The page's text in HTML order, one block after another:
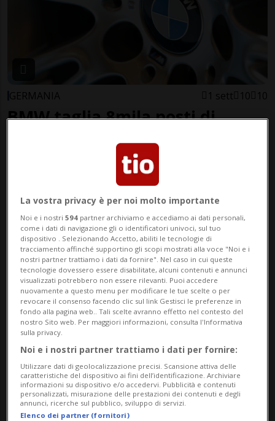
GERMANIA 1 sett 10 10
BMW taglia 8mila posti di
GERMANIA
«L'attentatore di Berlino ha 21
anni, era appena uscito dal
riformatorio»
La vostra privacy è per noi molto importante
Noi e i nostri594 partner archiviamo e accediamo ai dati personali,
come i dati di navigazione gli o identificatori univoci, sul tuo
dispositivo . Selezionando Accetto, abiliti le tecnologie di
tracciamento affinché supportino gli scopi mostrati alla voce "Noi e i
nostri partner trattiamo i dati da fornire". Nel caso in cui queste
tecnologie dovessero essere disabilitate, alcuni contenuti e annunci
visualizzati potrebbero non essere rilevanti. Puoi accedere
nuovamente a questo menu per modificare le tue scelte o per
revocare il consenso facendo clic sul link Gestisci le preferenze in
fondo alla pagina web.. Tali scelte avranno effetto nel contesto del
nostro Sito web. Per maggiori informazioni, consulta l'Informativa
sulla privacy.
Noi e i nostri partner trattiamo i dati per fornire:
Utilizzare dati di geolocalizzazione precisi. Scansione attiva delle
caratteristiche del dispositivo ai fini dell’identificazione. Archiviare
informazioni su dispositivo e/o accedervi. Pubblicità e contenuti
personalizzati, misurazione delle prestazioni dei contenuti e degli
annunci, ricerche sul pubblico, sviluppo di servizi.
Elenco dei partner (fornitori)